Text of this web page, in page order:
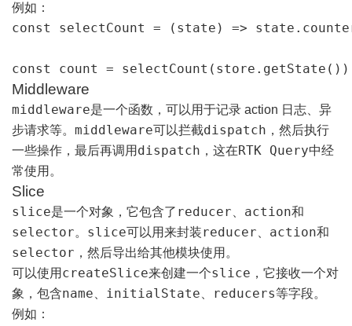
例如：
const selectCount = (state) =>
const count =
Middleware
middleware是一个函数，可以用于记录 action 日志、异
步请求等。 middleware可以拦截dispatch ，然后执行
一些操作，最后再调用 dispatch ，这在RTK Query中经
常使用。
Slice
slice是一个对象，它包含了 reducer action和
selector。 slice可以用来封装reducer action和
selector ，然后导出给其他模块使用。
可以使用 createSlice来创建一个slice ，它接收一个对
象，包含name initialState reducers等字段。
例如：